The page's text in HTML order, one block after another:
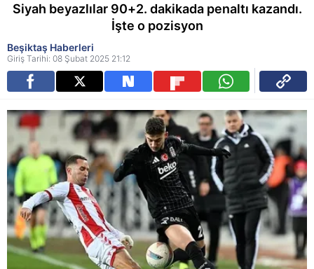
Siyah beyazlılar 90+2. dakikada penaltı kazandı.
İşte o pozisyon
Beşiktaş Haberleri
Giriş Tarihi: 08 Şubat 2025 21:12